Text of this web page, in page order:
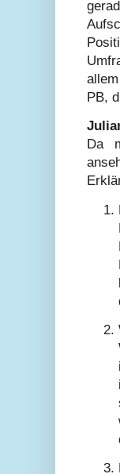
PB,
Da